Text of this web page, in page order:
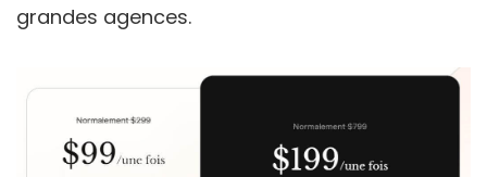
grandes agences.